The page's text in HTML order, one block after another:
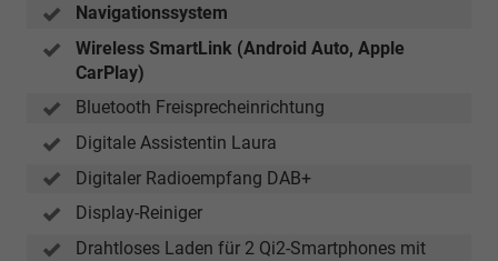
Navigationssystem
Wireless SmartLink (Android Auto, Apple
CarPlay)
Bluetooth Freisprecheinrichtung
Digitale Assistentin Laura
Digitaler Radioempfang DAB+
Display-Reiniger
Drahtloses Laden für 2 Qi2-Smartphones mit